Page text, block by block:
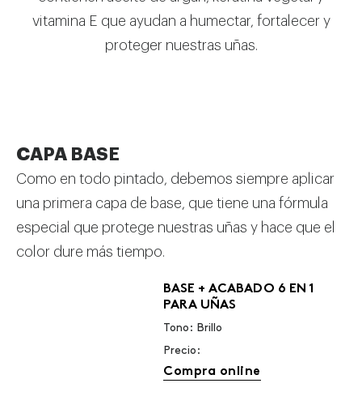
vitamina E que ayudan a humectar, fortalecer y
proteger nuestras uñas.
CAPA BASE
Como en todo pintado, debemos siempre aplicar
una primera capa de base, que tiene una fórmula
especial que protege nuestras uñas y hace que el
color dure más tiempo.
BASE + ACABADO 6 EN 1
PARA UÑAS
Tono: Brillo
Precio:
Compra online